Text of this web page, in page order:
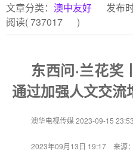
文章分类： 澳中友好 发布
阅读(737017 )
东西问·兰花奖
通过加强人文交流
澳华电视传媒 2023-09-15
2023年09月13日 19:17 来源